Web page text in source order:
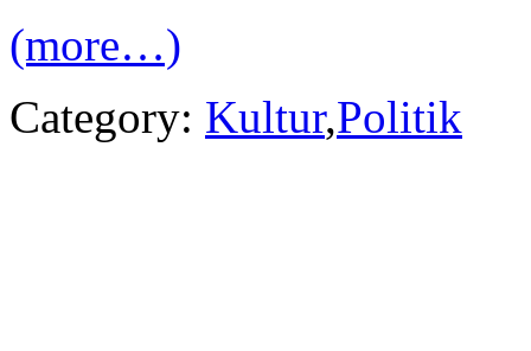
(more…)
Category: Kultur,Politik